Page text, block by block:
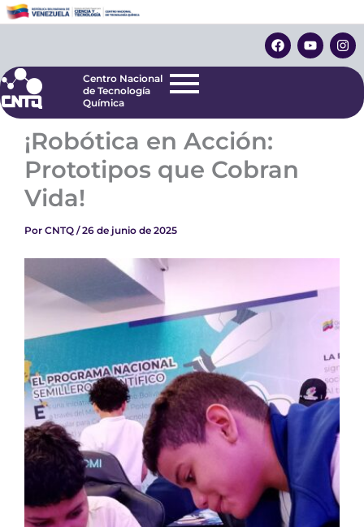
al
F
a
c
o
Y
o
u
e
I
n
s
r
Centro Nacional
de Tecnología
Centro Nacional
de Tecnología
Química
¡Robótica en Acción:
Prototipos que Cobran
Vida!
Por CNTQ /26 de junio de 2025